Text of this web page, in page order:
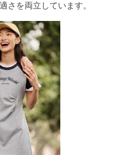
さを両立しています。